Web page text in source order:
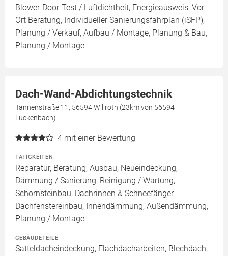
Blower-Door-Test / Luftdichtheit, Energieausweis, Vor-
Ort Beratung, Individueller Sanierungsfahrplan (iSFP),
Planung / Verkauf, Aufbau / Montage, Planung & Bau,
Planung / Montage
Dach-Wand-Abdichtungstechnik
Tannenstraße 11, 56594 Willroth (23km von 56594
Luckenbach)
4 mit einer Bewertung
TÄTIGKEITEN
Reparatur, Beratung, Ausbau, Neueindeckung,
Dämmung / Sanierung, Reinigung / Wartung,
Schornsteinbau, Dachrinnen & Schneefänger,
Dachfenstereinbau, Innendämmung, Außendämmung,
Planung / Montage
GEBÄUDETEILE
Satteldacheindeckung, Flachdacharbeiten, Blechdach,